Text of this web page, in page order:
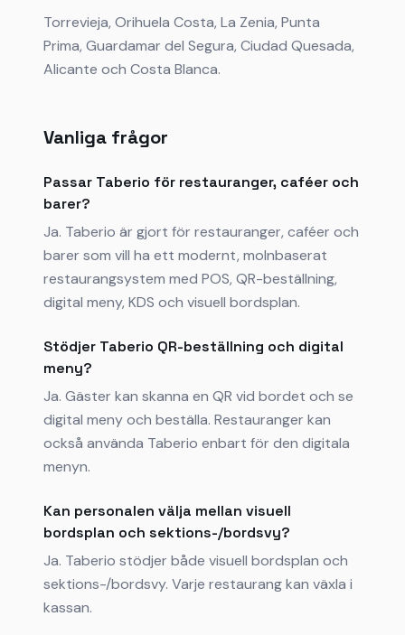
Torrevieja, Orihuela Costa, La Zenia, Punta
Prima, Guardamar del Segura, Ciudad Quesada,
Alicante och Costa Blanca.
Vanliga frågor
Passar Taberio för restauranger, caféer och
barer?
Ja. Taberio är gjort för restauranger, caféer och
barer som vill ha ett modernt, molnbaserat
restaurangsystem med POS, QR-beställning,
digital meny, KDS och visuell bordsplan.
Stödjer Taberio QR-beställning och digital
meny?
Ja. Gäster kan skanna en QR vid bordet och se
digital meny och beställa. Restauranger kan
också använda Taberio enbart för den digitala
menyn.
Kan personalen välja mellan visuell
bordsplan och sektions-/bordsvy?
Ja. Taberio stödjer både visuell bordsplan och
sektions-/bordsvy. Varje restaurang kan växla i
kassan.